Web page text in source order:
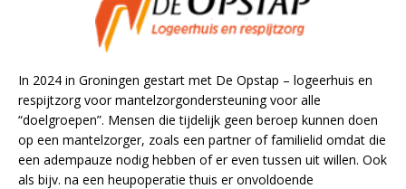
In 2024 in Groningen gestart met De Opstap – logeerhuis en
respijtzorg voor mantelzorgondersteuning voor alle
“doelgroepen”. Mensen die tijdelijk geen beroep kunnen doen
op een mantelzorger, zoals een partner of familielid omdat die
een adempauze nodig hebben of er even tussen uit willen. Ook
als bijv. na een heupoperatie thuis er onvoldoende